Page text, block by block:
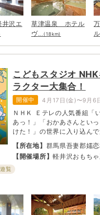
井沢エ
草津温泉 ホテル
ヴ ...(18km)
ル
こどもスタジオ
ラクター大集合！
開催中 4月17日(金)〜9月6
ＮＨＫ Ｅテレの人気番組「
あっ！」「おかあさんとい
けた！」の世界に入り込ん
が盛りだくさん♪
【所在地】 群馬県吾妻郡嬬
2277
【開催場所】軽井沢おもち
覧